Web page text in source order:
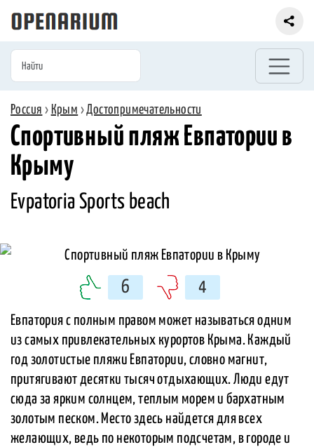
Россия › Крым ›Достопримечательности
Спортивный пляж Евпатории в
Крыму
Evpatoria Sports beach
6 4
Евпатория с полным правом может называться одним
из самых привлекательных курортов Крыма. Каждый
год золотистые пляжи Евпатории, словно магнит,
притягивают десятки тысяч отдыхающих. Люди едут
сюда за ярким солнцем, теплым морем и бархатным
золотым песком. Место здесь найдется для всех
желающих, ведь по некоторым подсчетам, в городе и